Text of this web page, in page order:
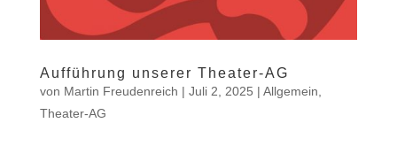
Aufführung unserer Theater-AG
von Martin Freudenreich | Juli 2, 2025 | Allgemein
Theater-AG